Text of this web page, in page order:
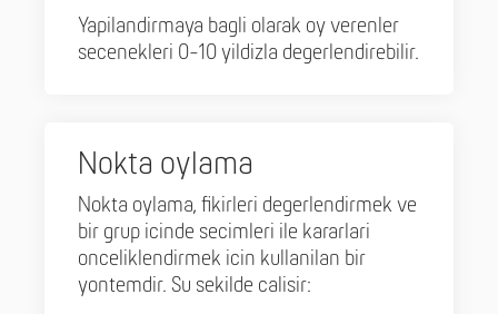
Yapilandirmaya bagli olarak oy verenler
secenekleri 0-10 yildizla degerlendirebilir.
Nokta oylama
Nokta oylama, fikirleri degerlendirmek ve
bir grup icinde secimleri ile kararlari
onceliklendirmek icin kullanilan bir
yontemdir. Su sekilde calisir: